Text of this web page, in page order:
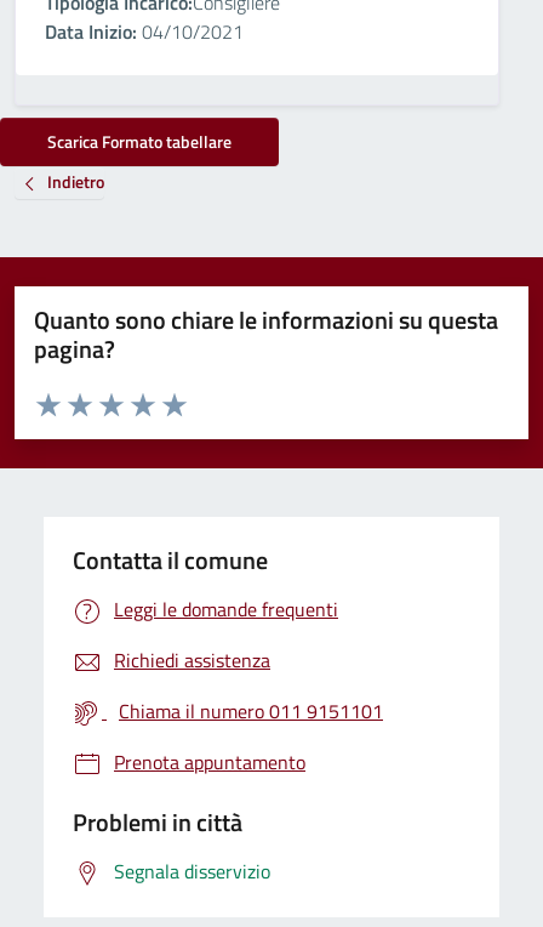
Data Inizio: 04/10/2021
Scarica Formato tabellare
Indietro
Quanto sono chiare le informazioni su questa
pagina?
Valuta da 1 a 5 stelle la pagina
Valuta 5 stelle su 5
Valuta 4 stelle su 5
Valuta 3 stelle su 5
Valuta 2 stelle su 5
Valuta 1 stelle su 5
Contatta il comune
Leggi le domande frequenti
Richiedi assistenza
Chiama il numero 011 9151101
Prenota appuntamento
Problemi in città
Segnala disservizio